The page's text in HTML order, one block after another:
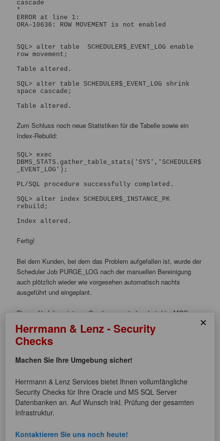
cascade
*
ERROR at line 1:
ORA-10636: ROW MOVEMENT is not enabled
SQL> alter table  SCHEDULER$_EVENT_LOG enable
row movement;
Table altered.
SQL> alter table SCHEDULER$_EVENT_LOG shrink
space cascade;
Table altered.
Zum Schluss noch neue Statistiken für die Tabelle sowie ein
Index-Rebuild:
SQL> exec
DBMS_STATS.gather_table_stats('SYS','SCHEDULER$
_EVENT_LOG');
PL/SQL procedure successfully completed.
SQL> alter index SCHEDULER$_INSTANCE_PK
rebuild;
Index altered.
Fertig!
Bei dem Kunden, bei dem das Problem aufgefallen ist, wurde der
Scheduler Job PURGE_LOG nach der manuellen Bereinigung
auch plötzlich wieder wie vorgesehen automatisch nachts
ausgeführt und eingeplant.
Dieses Verfahren ist von Oracle supported und wird im MOS-
Artikel
How To Purge DBA_SCHEDULER_JOB_LOG and
Dieser Eintrag wurde vonSusanne JahrunterAllgemein,
Datenbanken, Monitoring,Performance,PL/SQL veröffentlicht und
mitdba_scheduler_job_log
den
Permalink
×
Herrmann & Lenz - Security
Checks
Machen Sie Ihre Umgebung sicher!
Herrmann & Lenz Services bietet Ihnen vollumfängliche
Security Checks für Ihre Oracle und MS SQL Server
Datenbanken an. Auf Wunsch inkl. Prüfung der gesamten
Infrastruktur.
Kontaktieren Sie uns noch heute!